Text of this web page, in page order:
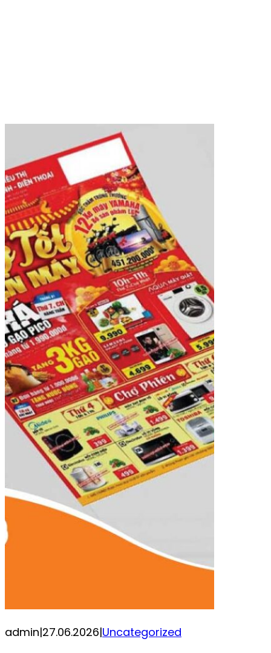
admin|27.06.2026|Uncategorized